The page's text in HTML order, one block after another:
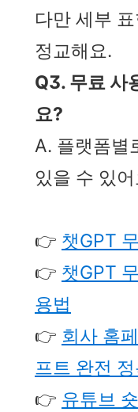
다만 세부
정교해요.
Q3. 무료 사
요?
A. 플랫폼별
있을 수 있
👉 챗GPT
👉 챗GPT
용법
👉 회사 홈
프트 완전
👉 유튜브